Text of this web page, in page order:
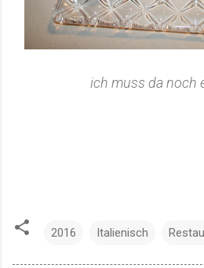
ich muss da noch
2016 Italienisch